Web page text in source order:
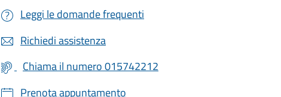
Leggi le domande frequenti
Richiedi assistenza
Chiama il numero 015742212
Prenota appuntamento